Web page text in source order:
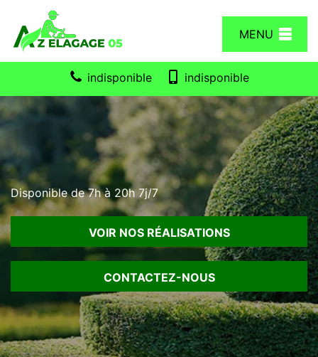
MENU
indisponible indisponible
Disponible de 7h à 20h 7j/7
VOIR NOS RÉALISATIONS
CONTACTEZ-NOUS